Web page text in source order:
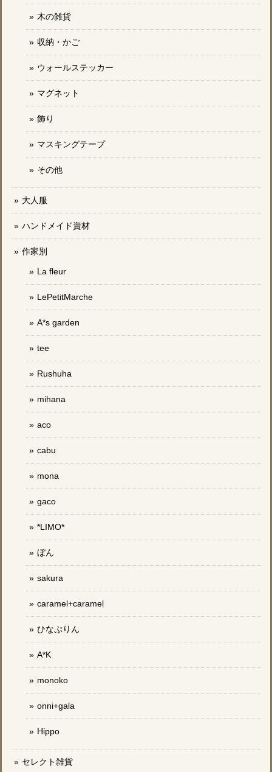
木の雑貨
収納・かご
ウォールステッカー
マグネット
飾り
マスキングテープ
その他
大人服
ハンドメイド資材
作家別
La fleur
LePetitMarche
A*s garden
tee
Rushuha
mihana
aco
cabu
mona
gaco
*LIMO*
ぼん
sakura
caramel+caramel
ひなぷりん
A*K
monoko
onni+gala
Hippo
セレクト雑貨